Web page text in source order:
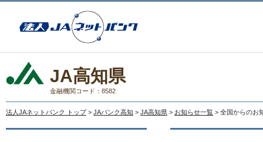
JA高知県
金融機関コード：8582
法人JAネットバンク トップ > JAバンク高知 > JA高知県 > お知らせ一覧 > 全国からのお